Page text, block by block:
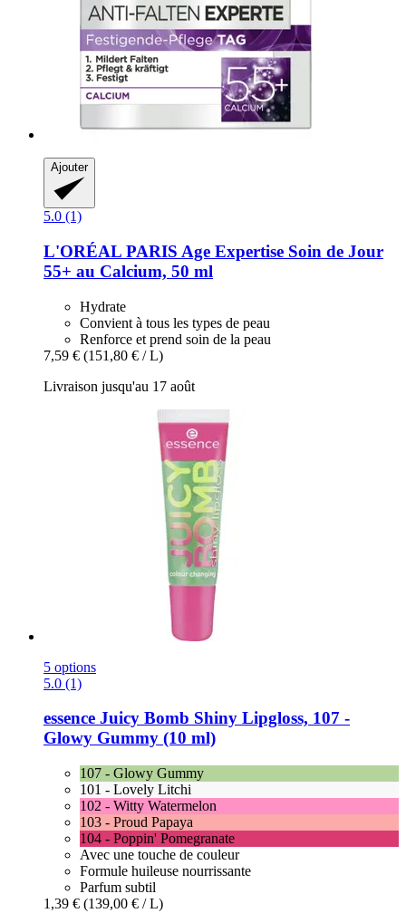
Ajouter
5.0 (1)
L'ORÉAL PARIS Age Expertise Soin de Jour
55+ au Calcium, 50 ml
Hydrate
Convient à tous les types de peau
Renforce et prend soin de la peau
7,59 € (151,80 € / L)
Livraison jusqu'au 17 août
5 options
5.0 (1)
essence Juicy Bomb Shiny Lipgloss, 107 -​
Glowy Gummy (10 ml)
107 - Glowy Gummy
101 - Lovely Litchi
102 - Witty Watermelon
103 - Proud Papaya
104 - Poppin' Pomegranate
Avec une touche de couleur
Formule huileuse nourrissante
Parfum subtil
1,39 € (139,00 € / L)